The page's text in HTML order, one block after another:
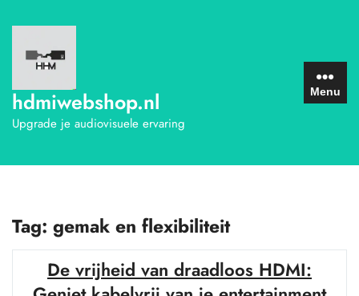
naar
inhoud
hdmiwebshop.nl
Upgrade je audiovisuele ervaring
Menu
Tag: gemak en flexibiliteit
De vrijheid van draadloos HDMI: